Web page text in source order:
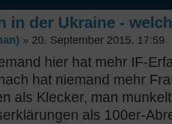
in der Ukraine -
» 20. September 2015, 17:59
hier hat mehr IF-
hat niemand mehr
als Klecker, man
als 100er-